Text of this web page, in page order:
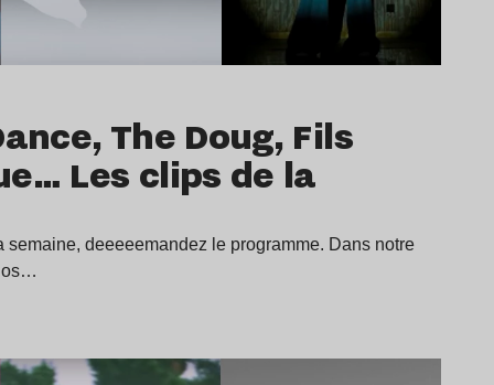
The Doug, Fils
Les clips de la
deeeeemandez le programme. Dans notre